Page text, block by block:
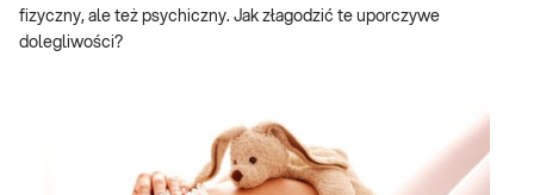
fizyczny, ale też psychiczny. Jak złagodzić te uporczywe
dolegliwości?